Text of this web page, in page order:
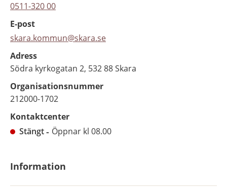
0511-320 00
E-post
skara.kommun@skara.se
Adress
Södra kyrkogatan 2, 532 88 Skara
Organisationsnummer
212000-1702
Kontaktcenter
Stängt
Öppnar kl 08.00
Information